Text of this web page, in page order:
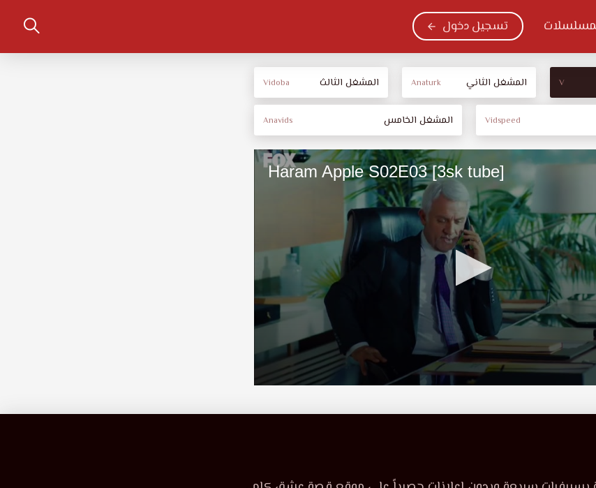
تسجيل دخول
V المشغل الثاني Anaturk المشغل الثالث Vidoba
Vidspeed المشغل الخامس Anavids